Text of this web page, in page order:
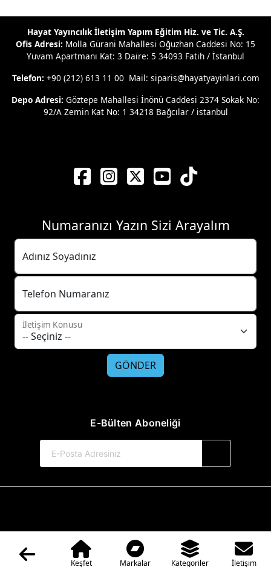
Hayat Yayıncılık İletişim Yapım Eğitim Hiz. ve Tic. A.Ş.
Ofis Adresi: Molla Gürani Mahallesi Oğuzhan Caddesi No: 15
Yuvam Apartmanı Kat: 3 Daire: 5 34093 Fatih / İstanbul
Telefon: +90 (212) 613 11 00 Mail: siparis@hayatyayinlari.com
Depo Adresi: Göztepe Mahallesi İnönü Caddesi 2374 Sokak No:
92/A Zemin Kat No: 1 34218 Bağcılar / istanbul
Numaranızı Yazın Sizi Arayalım
Adınız Soyadınız
Telefon Numaranız
İletişim Konusu
GÖNDER
E-Bülten Aboneliği
Keşfet Markalar Kategoriler İletişim